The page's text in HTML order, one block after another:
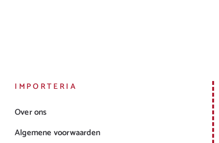
IMPORTERIA
Over ons
Algemene voorwaarden